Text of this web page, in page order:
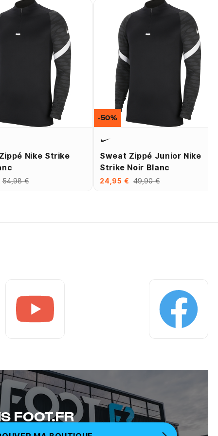
Nike Strike
54,98 €
Sweat Zippé Junior Nike
Strike Noir Blanc
24,95 € 49,90 €
-50%
FOOT.FR